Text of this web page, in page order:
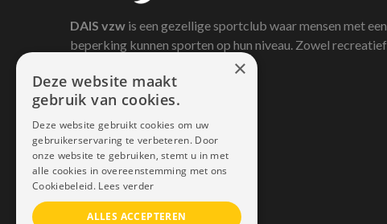
DAIS vzw is een gezellige sportclub waar mensen met een
beperking kunnen sporten op hun niveau. Zowel recreatief
×
Deze website maakt
gebruik van cookies.
Deze website gebruikt cookies om uw
gebruikerservaring te verbeteren. Door
onze website te gebruiken, stemt u in met
alle cookies in overeenstemming met ons
Cookiebeleid. Lees verder
ALLES ACCEPTEREN